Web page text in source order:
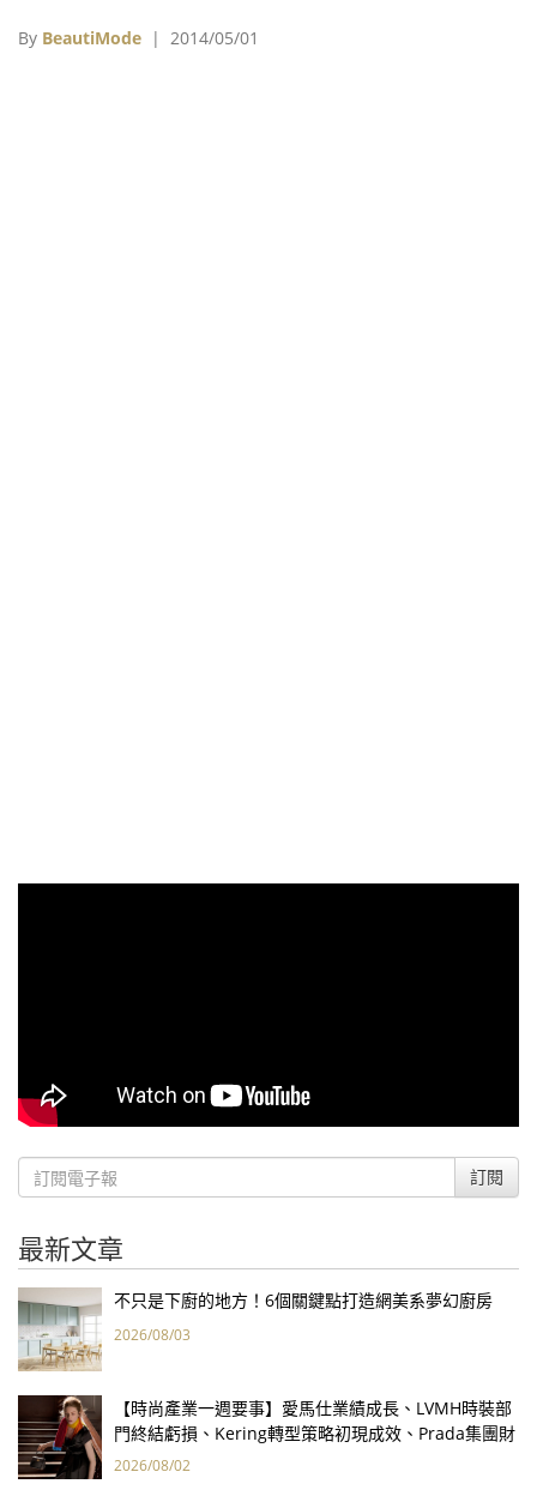
萊爾的創作靈感往往來自大自然，作品基調鮮明燦爛，
By BeautiMode | 2014/05/01
訂閱
最新文章
不只是下廚的地方！6個關鍵點打造網美系夢幻廚房
2026/08/03
【時尚產業一週要事】愛馬仕業績成長、LVMH時裝部
門終結虧損、Kering轉型策略初現成效、Prada集團財
報亮眼
2026/08/02